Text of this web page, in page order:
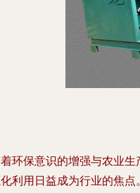
环保意识的增强与农业
利用日益成为行业的焦